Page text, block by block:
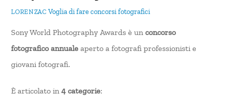
LORENZAC Voglia di fareconcorsi fotografici
Sony World Photography Awards è unconcorso
fotografico annuale aperto a fotografi professionisti e
giovani fotografi.
È articolato in4 categorie: